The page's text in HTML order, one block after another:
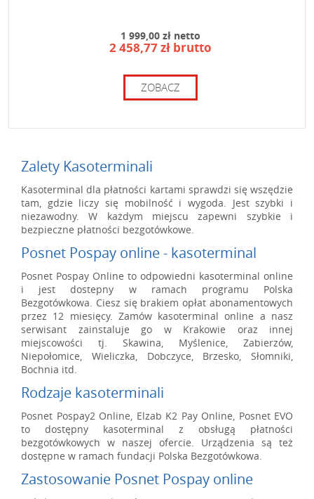
1 999,00 zł netto
2 458,77 zł brutto
ZOBACZ
Zalety Kasoterminali
Kasoterminal dla płatności kartami sprawdzi się wszędzie
tam, gdzie liczy się mobilność i wygoda. Jest szybki i
niezawodny. W każdym miejscu zapewni szybkie i
bezpieczne płatności bezgotówkowe.
Posnet Pospay online - kasoterminal
Posnet Pospay Online to odpowiedni kasoterminal online
i jest dostepny w ramach programu Polska
Bezgotówkowa. Ciesz się brakiem opłat abonamentowych
przez 12 miesięcy. Zamów kasoterminal online a nasz
serwisant zainstaluje go w Krakowie oraz innej
miejscowości tj. Skawina, Myślenice, Zabierzów,
Niepołomice, Wieliczka, Dobczyce, Brzesko, Słomniki,
Bochnia itd.
Rodzaje kasoterminali
Posnet Pospay2 Online, Elzab K2 Pay Online, Posnet EVO
to dostępny kasoterminal z obsługą płatności
bezgotówkowych w naszej ofercie. Urządzenia są też
dostępne w ramach fundacji Polska Bezgotówkowa.
Zastosowanie Posnet Pospay online